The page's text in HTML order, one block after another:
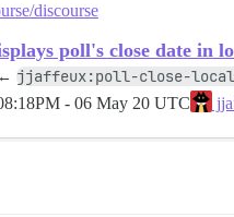
discourse
poll's close date in
← jjaffeux:poll-close-
- 06 May 20 UTC